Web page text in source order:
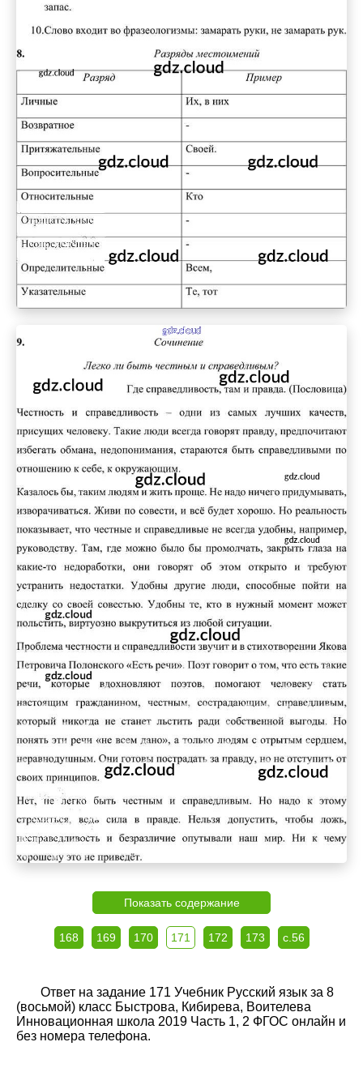
Показать содержание
168 169 170 171 172 173 с.56
Ответ на задание 171 Учебник Русский язык за 8
(восьмой) класс Быстрова, Кибирева, Воителева
Инновационная школа 2019 Часть 1, 2 ФГОС онлайн и
без номера телефона.